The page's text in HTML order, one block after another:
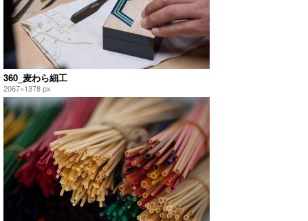
360_麦わら細工
2067×1378 px